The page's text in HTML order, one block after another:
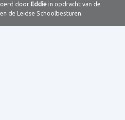
door Eddiein opdracht van de
de Leidse Schoolbesturen.